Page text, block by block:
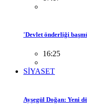
'Devlet önderliği
16:25
SİYASET
Ayşegül Doğan: Yeni